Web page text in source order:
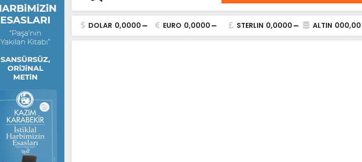
DOLAR 0,0000 EURO 0,0000 STERLIN 0,0000 ALTIN 000,00